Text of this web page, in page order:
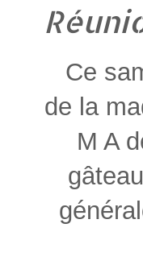
Ce
de la
M A